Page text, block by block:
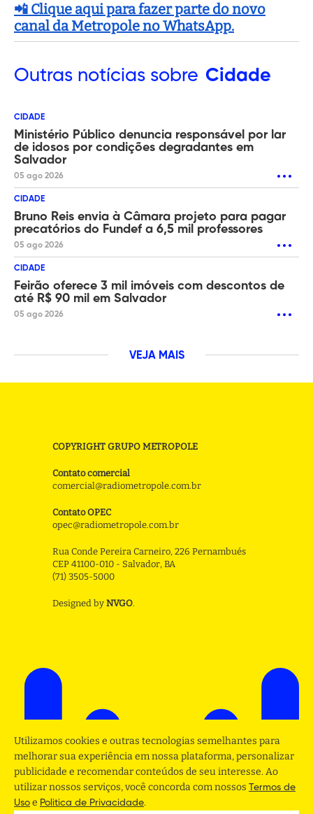
📲 Clique aqui para fazer parte do novo
canal da Metropole no WhatsApp.
Outras notícias sobre Cidade
CIDADE
Ministério Público denuncia responsável por lar
de idosos por condições degradantes em
Salvador
05 ago 2026
CIDADE
Bruno Reis envia à Câmara projeto para pagar
precatórios do Fundef a 6,5 mil professores
05 ago 2026
CIDADE
Feirão oferece 3 mil imóveis com descontos de
até R$ 90 mil em Salvador
05 ago 2026
VEJA MAIS
COPYRIGHT GRUPO METROPOLE
Contato comercial
comercial@radiometropole.com.br
Contato OPEC
opec@radiometropole.com.br
Rua Conde Pereira Carneiro, 226 Pernambués
CEP 41100-010 - Salvador, BA
(71) 3505-5000
Designed by NVGO.
Utilizamos cookies e outras tecnologias semelhantes para
melhorar sua experiência em nossa plataforma, personalizar
publicidade e recomendar conteúdos de seu interesse. Ao
utilizar nossos serviços, você concorda com nossos Termos de
Uso e Politica de Privacidade.